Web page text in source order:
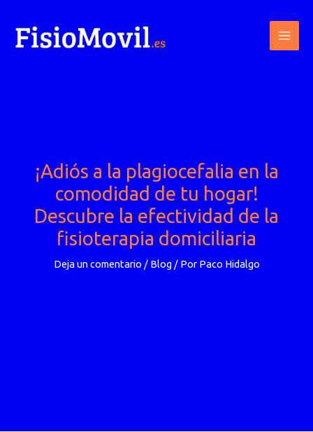
contenido
¡Adiós a la plagiocefalia en la
comodidad de tu hogar!
Descubre la efectividad de la
fisioterapia domiciliaria
Deja un comentario / Blog/ Por Paco Hidalgo